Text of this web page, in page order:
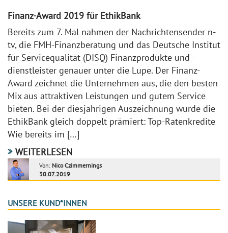
Finanz-Award 2019 für EthikBank
Bereits zum 7. Mal nahmen der Nachrichtensender n-
tv, die FMH-Finanzberatung und das Deutsche Institut
für Servicequalität (DISQ) Finanzprodukte und -
dienstleister genauer unter die Lupe. Der Finanz-
Award zeichnet die Unternehmen aus, die den besten
Mix aus attraktiven Leistungen und gutem Service
bieten. Bei der diesjährigen Auszeichnung wurde die
EthikBank gleich doppelt prämiert: Top-Ratenkredite
Wie bereits im […]
WEITERLESEN
Von: Nico Czimmernings
30.07.2019
UNSERE KUND*INNEN